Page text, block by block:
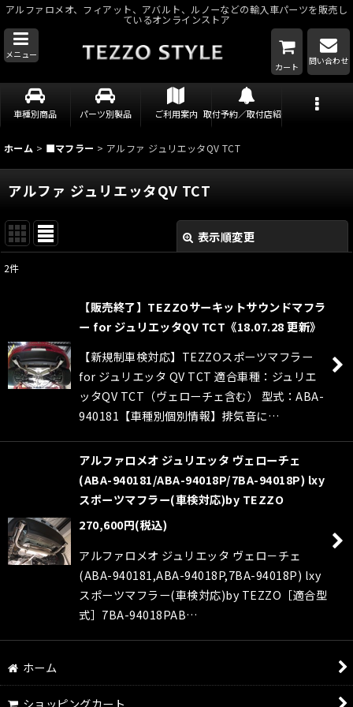
アルファロメオ、フィアット、アバルト、ルノーなどの輸入車パーツを販売し
ているオンラインストア
メニュー
カート
問い合わせ
車種別商品 パーツ別製品 ご利用案内 取付予約／取付店紹介
ホーム > ■マフラー > アルファ ジュリエッタQV TCT
アルファ ジュリエッタQV TCT
表示順変更
絞り込む
2件
【販売終了】TEZZOサーキットサウンドマフラ
ー for ジュリエッタQV TCT《18.07.28 更新》
【新規制車検対応】TEZZOスポーツマフラー
for ジュリエッタ QV TCT 適合車種：ジュリエ
ッタQV TCT（ヴェローチェ含む） 型式：ABA-
940181【車種別個別情報】排気音に…
アルファロメオ ジュリエッタ ヴェローチェ
(ABA-940181/ABA-94018P/7BA-94018P) lxy
スポーツマフラー(車検対応)by TEZZO
270,600円(税込)
アルファロメオ ジュリエッタ ヴェロ－チェ
(ABA-940181,ABA-94018P,7BA-94018P) lxy
スポーツマフラー(車検対応)by TEZZO［適合型
式］7BA-94018PAB…
ホーム
ショッピングカート